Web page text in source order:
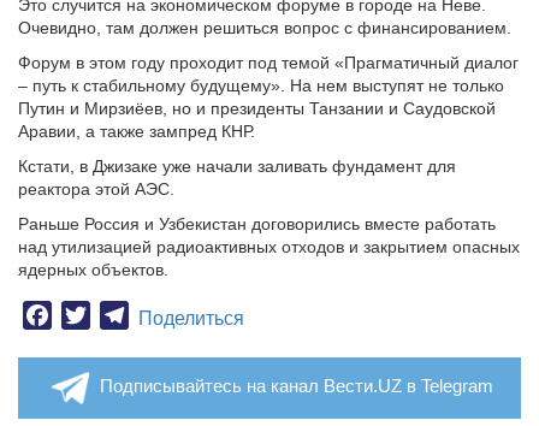
Это случится на экономическом форуме в городе на Неве.
Очевидно, там должен решиться вопрос с финансированием.
Форум в этом году проходит под темой «Прагматичный диалог
– путь к стабильному будущему». На нем выступят не только
Путин и Мирзиёев, но и президенты Танзании и Саудовской
Аравии, а также зампред КНР.
Кстати, в Джизаке уже начали заливать фундамент для
реактора этой АЭС.
Раньше Россия и Узбекистан договорились вместе работать
над утилизацией радиоактивных отходов и закрытием опасных
ядерных объектов.
Facebook
TwitterTelegram
Поделиться
Подписывайтесь на канал Вести.UZ в Telegram